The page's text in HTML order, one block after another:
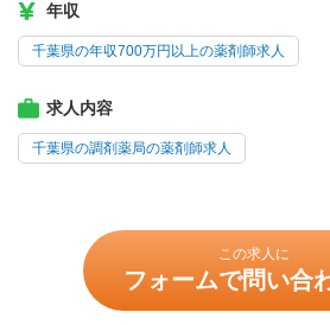
年収
千葉県の年収700万円以上の薬剤師求人
求人内容
千葉県の調剤薬局の薬剤師求人
この求人に
フォームで問い合